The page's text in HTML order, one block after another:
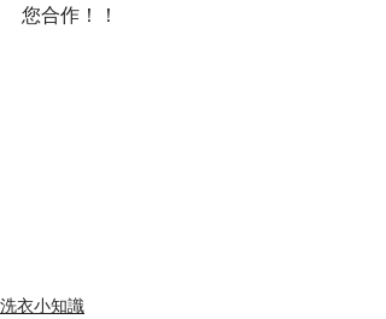
您合作！！
洗衣小知識